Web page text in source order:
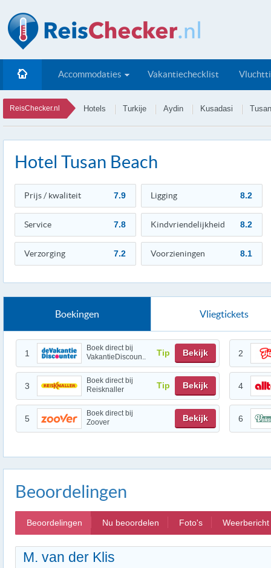
Accommodaties Vakantiechecklist
ReisChecker.nl Hotels Turkije Aydin Kusadasi
Hotel Tusan Beach
Prijs / kwaliteit 7.9 Ligging 8.2
Service 7.8 Kindvriendelijkheid 8.2
Verzorging 7.2 Voorzieningen 8.1
Boekingen Vliegtickets
1
Boek direct bij
VakantieDiscoun..
Tip Bekijk 2
3
Boek direct bij
Reisknaller
Tip Bekijk 4
5
Boek direct bij
Zoover
Bekijk 6
Beoordelingen
Beoordelingen Nu beoordelen Foto's Weerbericht
M. van der Klis